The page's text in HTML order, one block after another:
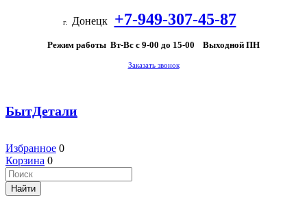
г. Донецк +7-949-307-45-87
Режим работы Вт-Вс с 9-00 до 15-00 Выходной ПН
Заказать звонок
БытДетали
Избранное 0
Корзина 0